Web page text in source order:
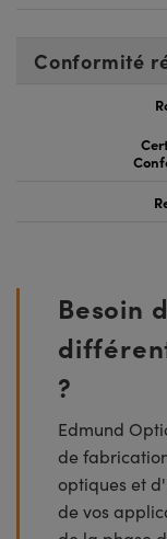
Conformité
Besoin
?
Edmund
de
optiques et
de vos